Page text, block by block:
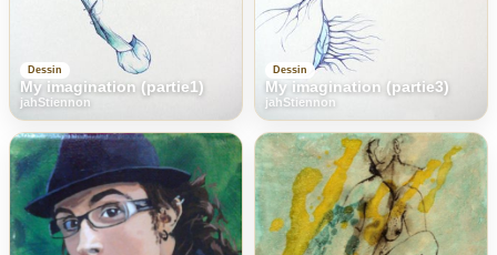
Dessin
My imagination (partie1)
jahStiennon
Dessin
My imagination (partie3)
jahStiennon